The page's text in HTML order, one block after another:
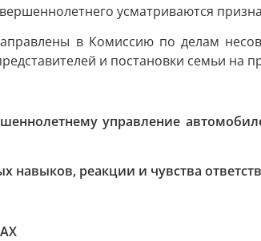
усматриваются
в Комиссию по делам
и постановки семьи на
управление
реакции и чувства